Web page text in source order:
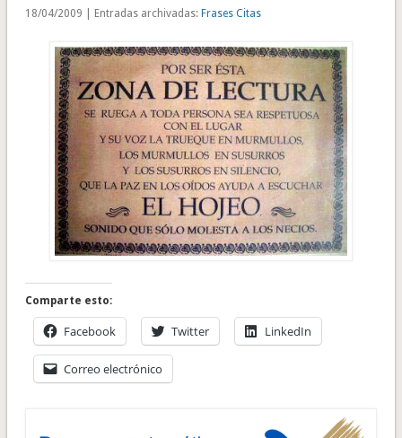
18/04/2009 | Entradas archivadas: Frases Citas
Comparte esto:
Facebook Twitter LinkedIn
Correo electrónico